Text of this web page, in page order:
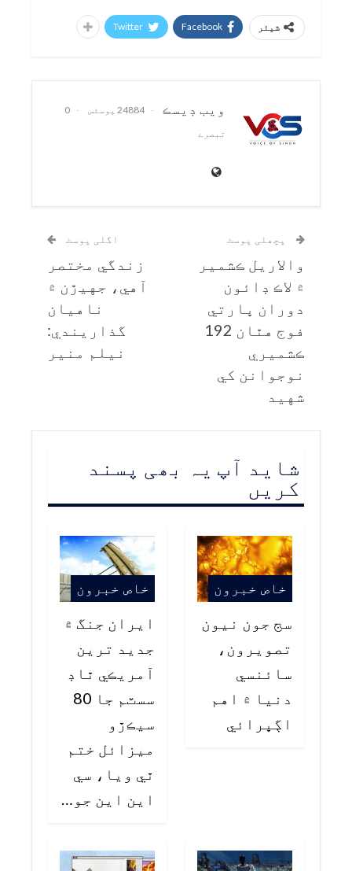
شیئر Facebook
Twitter
ويب ڊيسڪ 24884 پوسٹس
0
تبصرے
پچھلی پوسٹ
والاريل ڪشمير
۾ لاڪ ڊائون
دوران ڀارتي
فوج هٿان 192
ڪشميري
نوجوانن کي
شهيد
اگلی پوسٹ
زندگي مختصر
آهي، جهيڙن ۾
ناهيان
گذاريندي:
نيلم منير
شاید آپ یہ بھی پسند
کریں
خاص خبرون
سج جون نيون
تصويرون،
سائنسي
دنيا ۾ اهم
اڳڀرائي
خاص خبرون
ايران جنگ ۾
جديد ترين
آمريڪي ٿاڊ
سسٽم جا 80
سيڪڙو
ميزائل ختم
ٿي ويا، سي
اين اين جو…